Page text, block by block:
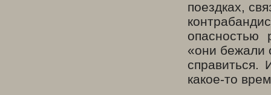
поездках,
опасностью
«они бежали
справиться.
какое-то